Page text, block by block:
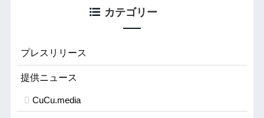
カテゴリー
プレスリリース
提供ニュース
CuCu.media